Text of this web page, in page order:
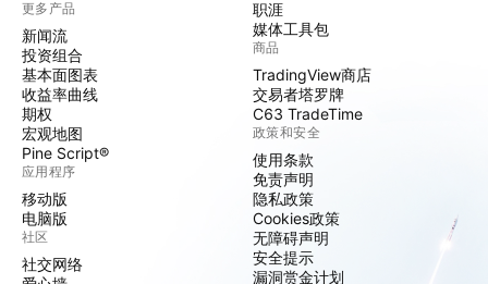
更多产品
新闻流
投资组合
基本面图表
收益率曲线
期权
宏观地图
Pine Script®
应用程序
移动版
电脑版
社区
社交网络
职涯
媒体工具包
商品
TradingView商店
交易者塔罗牌
C63 TradeTime
政策和安全
使用条款
免责声明
隐私政策
Cookies政策
无障碍声明
安全提示
漏洞赏金计划